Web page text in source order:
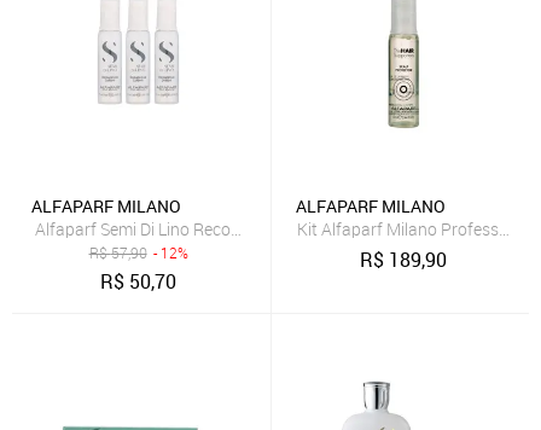
ALFAPARF MILANO
Alfaparf Semi Di Lino Reconstruction Ampola 3X13ml
R$57,90 - 12%
R$ 50,70
ALFAPARF MILANO
Kit Alfaparf Milano Professional
R$ 189,90